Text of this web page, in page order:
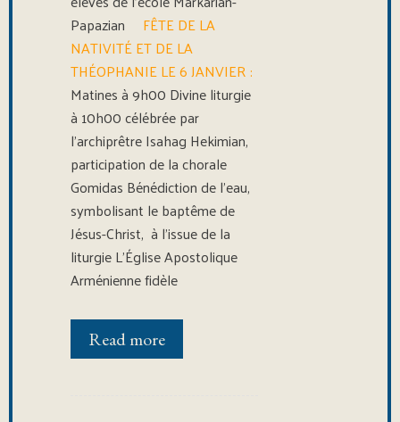
Papazian FÊTE DE LA
NATIVITÉ ET DE LA
THÉOPHANIE LE 6 JANVIER :
Matines à 9h00 Divine liturgie
à 10h00 célébrée par
l’archiprêtre Isahag Hekimian,
participation de la chorale
Gomidas Bénédiction de l’eau,
symbolisant le baptême de
Jésus-Christ, à l’issue de la
liturgie L’Église Apostolique
Arménienne fidèle
Read more